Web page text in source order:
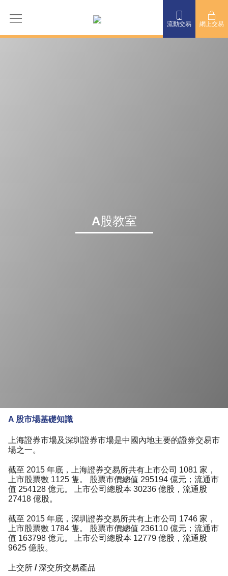
流動交易 網上交易
A股教室
A 股市場基礎知識
上海證券市場及深圳證券市場是中國內地主要的證券交易市
場之一。
截至 2015 年底，上海證券交易所共有上市公司 1081 家，
上市股票數 1125 隻。 股票市價總值 295194 億元；流通市
值 254128 億元。 上市公司總股本 30236 億股，流通股
27418 億股。
截至 2015 年底，深圳證券交易所共有上市公司 1746 家，
上市股票數 1784 隻。 股票市價總值 236110 億元；流通市
值 163798 億元。 上市公司總股本 12779 億股，流通股
9625 億股。
上交所 / 深交所交易產品